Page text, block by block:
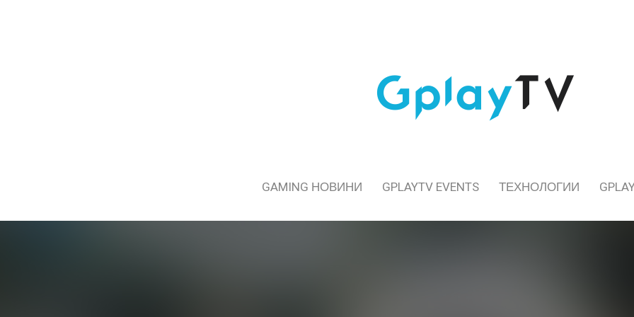
GAMING НОВИНИ GPLAYTV EVENTS ТЕХНОЛОГИИ